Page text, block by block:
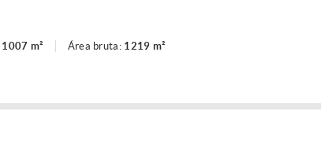
1007 m² Área bruta: 1219 m²